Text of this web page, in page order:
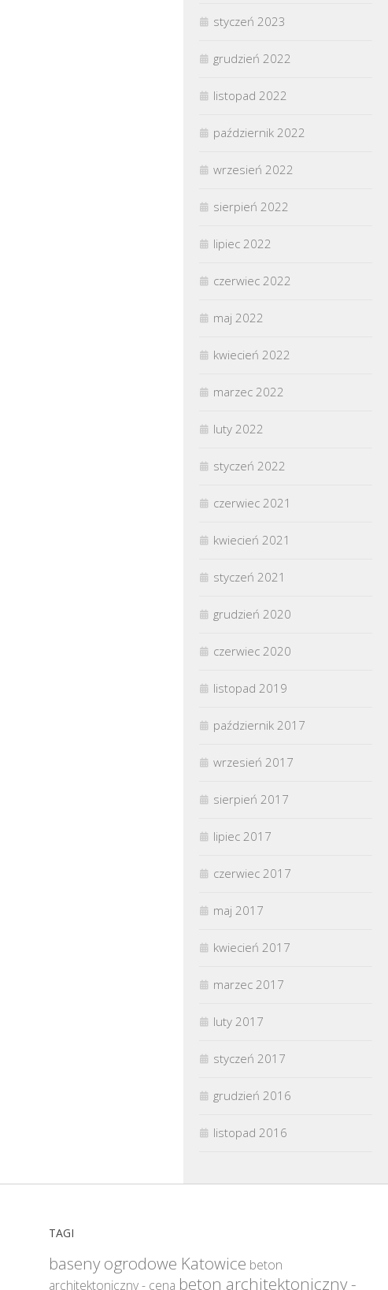
styczeń 2023
grudzień 2022
listopad 2022
październik 2022
wrzesień 2022
sierpień 2022
lipiec 2022
czerwiec 2022
maj 2022
kwiecień 2022
marzec 2022
luty 2022
styczeń 2022
czerwiec 2021
kwiecień 2021
styczeń 2021
grudzień 2020
czerwiec 2020
listopad 2019
październik 2017
wrzesień 2017
sierpień 2017
lipiec 2017
czerwiec 2017
maj 2017
kwiecień 2017
marzec 2017
luty 2017
styczeń 2017
grudzień 2016
listopad 2016
TAGI
baseny ogrodowe Katowice beton
architektoniczny - cena beton architektoniczny -